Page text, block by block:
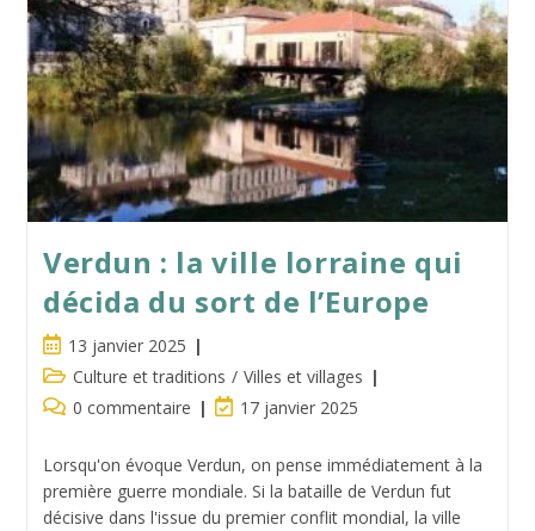
Verdun : la ville lorraine qui
décida du sort de l’Europe
Publication
publiée :
13 janvier 2025
Post
category:
Culture et traditions / Villes et villages
Commentaires
la
publication :
0 commentaire
Dernière
de
la
publication :
17 janvier 2025
Lorsqu'on évoque Verdun, on pense immédiatement à la
première guerre mondiale. Si la bataille de Verdun fut
décisive dans l'issue du premier conflit mondial, la ville